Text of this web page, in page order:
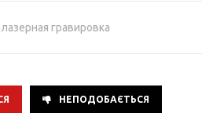
лазерная гравировка
НЕПОДОБАЄТЬСЯ